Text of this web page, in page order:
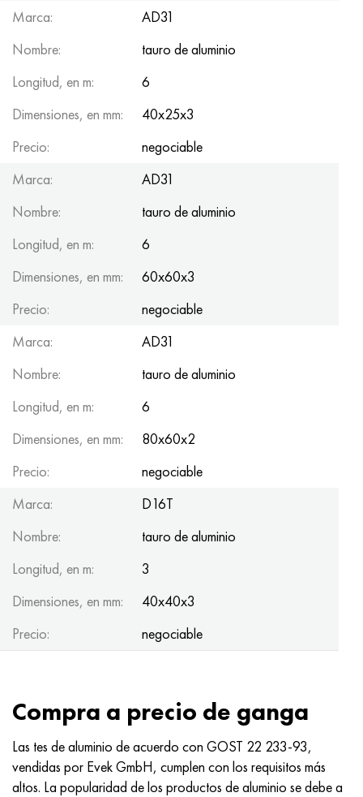
Marca:
AD31
Nombre:
tauro de aluminio
Longitud, en m:
6
Dimensiones, en mm:
40x25x3
Precio:
negociable
Marca:
AD31
Nombre:
tauro de aluminio
Longitud, en m:
6
Dimensiones, en mm:
60x60x3
Precio:
negociable
Marca:
AD31
Nombre:
tauro de aluminio
Longitud, en m:
6
Dimensiones, en mm:
80x60x2
Precio:
negociable
Marca:
D16T
Nombre:
tauro de aluminio
Longitud, en m:
3
Dimensiones, en mm:
40x40x3
Precio:
negociable
Compra a precio de ganga
Las tes de aluminio de acuerdo con GOST 22 233-93,
vendidas por Evek GmbH, cumplen con los requisitos más
altos. La popularidad de los productos de aluminio se debe a